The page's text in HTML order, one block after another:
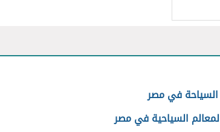
في مصر
السياحية في مصر